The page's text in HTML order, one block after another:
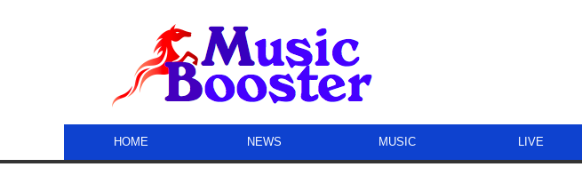
HOME NEWS MUSIC LIVE